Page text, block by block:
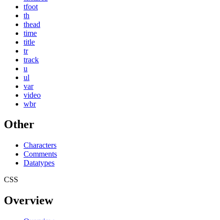
tfoot
th
thead
time
title
tr
track
u
ul
var
video
wbr
Other
Characters
Comments
Datatypes
CSS
Overview